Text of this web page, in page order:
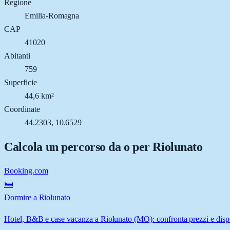
Regione
Emilia-Romagna
CAP
41020
Abitanti
759
Superficie
44,6 km²
Coordinate
44.2303, 10.6529
Calcola un percorso da o perRiolunato
Booking.com
🛏️
Dormire a Riolunato
Hotel, B&B e case vacanza a Riolunato (MO): confronta prezzi e